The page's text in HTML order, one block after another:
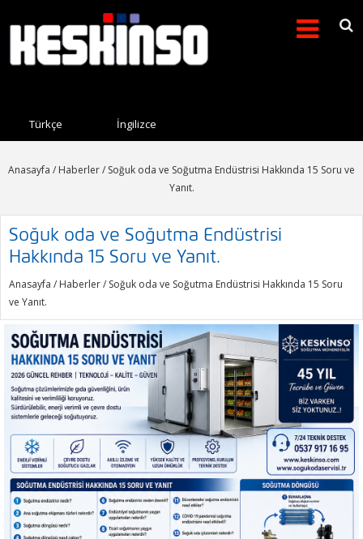
Arama formu
Türkçe İngilizce
Anasayfa / Haberler/ Soğuk oda ve Soğutma Endüstrisi Hakkında 15 Soru ve
Yanıt.
Soğuk oda ve Soğutma Endüstrisi
Hakkında 15 Soru ve Yanıt.
Anasayfa / Haberler/ Soğuk oda ve Soğutma Endüstrisi Hakkında 15 Soru
ve Yanıt.